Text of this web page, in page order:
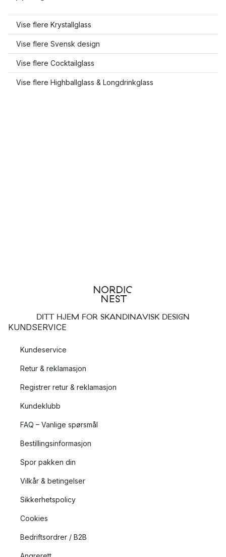
Vise flere Krystallglass
Vise flere Svensk design
Vise flere Cocktailglass
Vise flere Highballglass & Longdrinkglass
DITT HJEM FOR SKANDINAVISK DESIGN
KUNDSERVICE
Kundeservice
Retur & reklamasjon
Registrer retur & reklamasjon
Kundeklubb
FAQ – Vanlige spørsmål
Bestillingsinformasjon
Spor pakken din
Vilkår & betingelser
Sikkerhetspolicy
Cookies
Bedriftsordrer / B2B